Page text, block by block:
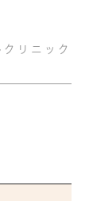
リニック